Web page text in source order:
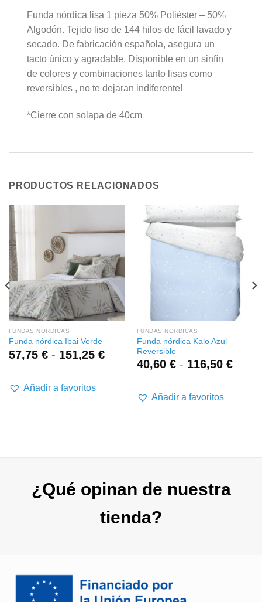
Funda nórdica lisa 1 pieza 50% Poliéster – 50%
Algodón. Tejido liso de 144 hilos de fácil lavado y
secado. De fabricación española, asegura un
tacto único y agradable. Disponible en un sinfín
de colores y combinaciones tanto lisas como
reversibles , no te dejaran indiferente!
*Cierre con solapa de 40cm
PRODUCTOS RELACIONADOS
FUNDAS NÓRDICAS
Funda nórdica Ibai Verde
57,75 € - 151,25 €Rango
57,75 €
Añadir a favoritos
FUNDAS NÓRDICAS
Funda nórdica Kalo Azul
Reversible
40,60 € - 116,50 €
Añadir a favoritos
¿Qué opinan de nuestra
tienda?